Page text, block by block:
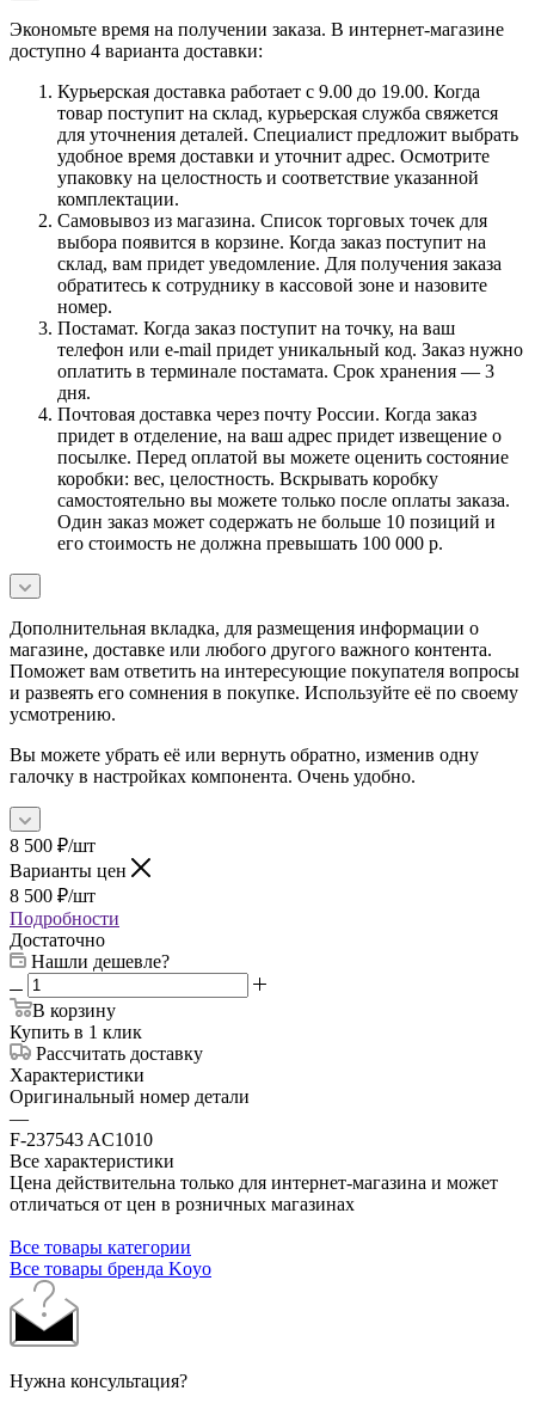
Экономьте время на получении заказа. В интернет-магазине
доступно 4 варианта доставки:
Курьерская доставка работает с 9.00 до 19.00. Когда
товар поступит на склад, курьерская служба свяжется
для уточнения деталей. Специалист предложит выбрать
удобное время доставки и уточнит адрес. Осмотрите
упаковку на целостность и соответствие указанной
комплектации.
Самовывоз из магазина. Список торговых точек для
выбора появится в корзине. Когда заказ поступит на
склад, вам придет уведомление. Для получения заказа
обратитесь к сотруднику в кассовой зоне и назовите
номер.
Постамат. Когда заказ поступит на точку, на ваш
телефон или e-mail придет уникальный код. Заказ нужно
оплатить в терминале постамата. Срок хранения — 3
дня.
Почтовая доставка через почту России. Когда заказ
придет в отделение, на ваш адрес придет извещение о
посылке. Перед оплатой вы можете оценить состояние
коробки: вес, целостность. Вскрывать коробку
самостоятельно вы можете только после оплаты заказа.
Один заказ может содержать не больше 10 позиций и
его стоимость не должна превышать 100 000 р.
Дополнительная вкладка, для размещения информации о
магазине, доставке или любого другого важного контента.
Поможет вам ответить на интересующие покупателя вопросы
и развеять его сомнения в покупке. Используйте её по своему
усмотрению.
Вы можете убрать её или вернуть обратно, изменив одну
галочку в настройках компонента. Очень удобно.
8 500 ₽/шт
Варианты цен
8 500 ₽/шт
Подробности
Достаточно
Нашли дешевле?
В корзину
Купить в 1 клик
Рассчитать доставку
Характеристики
Оригинальный номер детали
—
F-237543 AC1010
Все характеристики
Цена действительна только для интернет-магазина и может
отличаться от цен в розничных магазинах
Все товары категории
Все товары бренда Koyo
Нужна консультация?